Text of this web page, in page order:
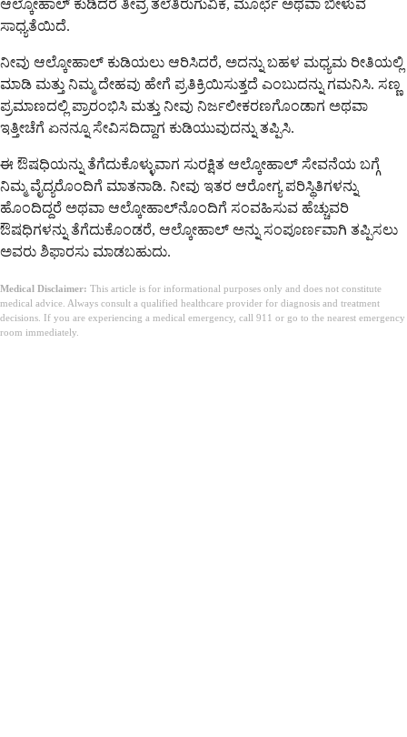
ಆಲ್ಕೋಹಾಲ್ ಕುಡಿದರೆ ತೀವ್ರ ತಲೆತಿರುಗುವಿಕೆ, ಮೂರ್ಛೆ ಅಥವಾ ಬೀಳುವ
ಸಾಧ್ಯತೆಯಿದೆ.
ನೀವು ಆಲ್ಕೋಹಾಲ್ ಕುಡಿಯಲು ಆರಿಸಿದರೆ, ಅದನ್ನು ಬಹಳ ಮಧ್ಯಮ ರೀತಿಯಲ್ಲಿ
ಮಾಡಿ ಮತ್ತು ನಿಮ್ಮ ದೇಹವು ಹೇಗೆ ಪ್ರತಿಕ್ರಿಯಿಸುತ್ತದೆ ಎಂಬುದನ್ನು ಗಮನಿಸಿ. ಸಣ್ಣ
ಪ್ರಮಾಣದಲ್ಲಿ ಪ್ರಾರಂಭಿಸಿ ಮತ್ತು ನೀವು ನಿರ್ಜಲೀಕರಣಗೊಂಡಾಗ ಅಥವಾ
ಇತ್ತೀಚೆಗೆ ಏನನ್ನೂ ಸೇವಿಸದಿದ್ದಾಗ ಕುಡಿಯುವುದನ್ನು ತಪ್ಪಿಸಿ.
ಈ ಔಷಧಿಯನ್ನು ತೆಗೆದುಕೊಳ್ಳುವಾಗ ಸುರಕ್ಷಿತ ಆಲ್ಕೋಹಾಲ್ ಸೇವನೆಯ ಬಗ್ಗೆ
ನಿಮ್ಮ ವೈದ್ಯರೊಂದಿಗೆ ಮಾತನಾಡಿ. ನೀವು ಇತರ ಆರೋಗ್ಯ ಪರಿಸ್ಥಿತಿಗಳನ್ನು
ಹೊಂದಿದ್ದರೆ ಅಥವಾ ಆಲ್ಕೋಹಾಲ್‌ನೊಂದಿಗೆ ಸಂವಹಿಸುವ ಹೆಚ್ಚುವರಿ
ಔಷಧಿಗಳನ್ನು ತೆಗೆದುಕೊಂಡರೆ, ಆಲ್ಕೋಹಾಲ್ ಅನ್ನು ಸಂಪೂರ್ಣವಾಗಿ ತಪ್ಪಿಸಲು
ಅವರು ಶಿಫಾರಸು ಮಾಡಬಹುದು.
Medical Disclaimer: This article is for informational purposes only and does not constitute
medical advice. Always consult a qualified healthcare provider for diagnosis and treatment
decisions. If you are experiencing a medical emergency, call 911 or go to the nearest emergency
room immediately.